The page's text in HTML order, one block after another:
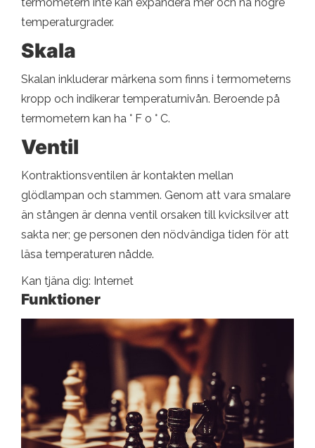
temperaturgrader.
Skala
Skalan inkluderar märkena som finns i termometerns
kropp och indikerar temperaturnivån. Beroende på
termometern kan ha ° F o ° C.
Ventil
Kontraktionsventilen är kontakten mellan
glödlampan och stammen. Genom att vara smalare
än stången är denna ventil orsaken till kvicksilver att
sakta ner; ge personen den nödvändiga tiden för att
läsa temperaturen nådde.
Kan tjäna dig: Internet
Funktioner